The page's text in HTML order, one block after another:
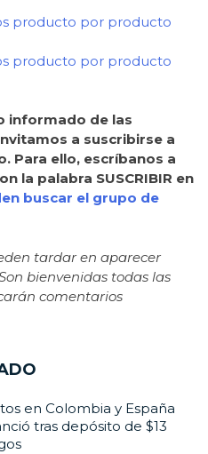
producto por producto
producto por producto
informado de las
a suscribirse a
Para ello, escríbanos a
la palabra SUSCRIBIR en
buscar el grupo de
tardar en aparecer
bienvenidas todas las
comentarios
en Colombia y España
tras depósito de $13